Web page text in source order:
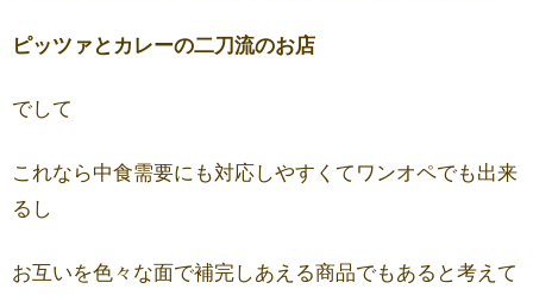
ピッツァとカレーの二刀流のお店
でして
これなら中食需要にも対応しやすくてワンオペでも出来
るし
お互いを色々な面で補完しあえる商品でもあると考えて